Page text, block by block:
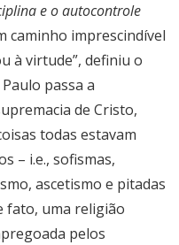
e o autocontrole
caminho imprescindível
à virtude”, definiu o
passa a
de Cristo,
todas estavam
– i.e., sofismas,
ascetismo e pitadas
fato, uma religião
pelos